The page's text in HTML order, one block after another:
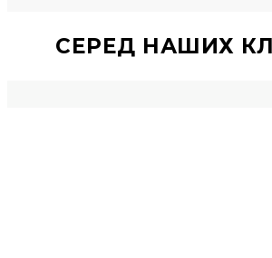
СЕРЕД НАШИХ